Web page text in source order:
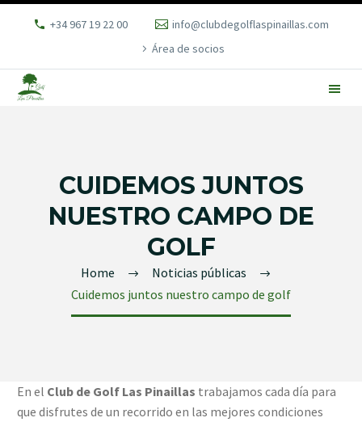
+34 967 19 22 00
info@clubdegolflaspinaillas.com
Área de socios
CUIDEMOS JUNTOS
NUESTRO CAMPO DE
GOLF
Home
Noticias públicas
Cuidemos juntos nuestro campo de golf
En el Club de Golf Las Pinaillas trabajamos cada día para
que disfrutes de un recorrido en las mejores condiciones